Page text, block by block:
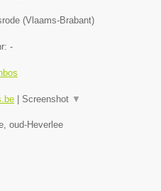
(Vlaams-Brabant)
-
| Screenshot ▼
oud-Heverlee